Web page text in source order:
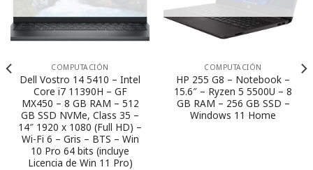
COMPUTACIÓN
Dell Vostro 14 5410 – Intel
Core i7 11390H – GF
MX450 – 8 GB RAM – 512
GB SSD NVMe, Class 35 –
14″ 1920 x 1080 (Full HD) –
Wi-Fi 6 – Gris – BTS – Win
10 Pro 64 bits (incluye
Licencia de Win 11 Pro)
COMPUTACIÓN
HP 255 G8 – Notebook –
15.6″ – Ryzen 5 5500U – 8
GB RAM – 256 GB SSD –
Windows 11 Home